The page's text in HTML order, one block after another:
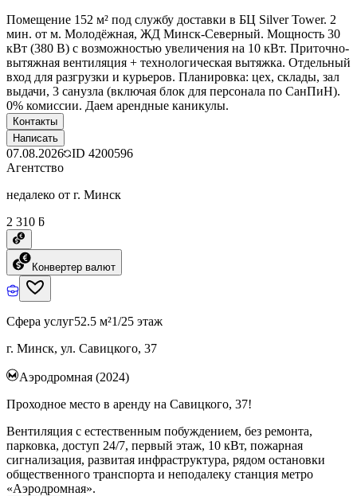
Помещение 152 м² под службу доставки в БЦ Silver Tower. 2
мин. от м. Молодёжная, ЖД Минск-Северный. Мощность 30
кВт (380 В) с возможностью увеличения на 10 кВт. Приточно-
вытяжная вентиляция + технологическая вытяжка. Отдельный
вход для разгрузки и курьеров. Планировка: цех, склады, зал
выдачи, 3 санузла (включая блок для персонала по СанПиН).
0% комиссии. Даем арендные каникулы.
Контакты
Написать
07.08.2026 ID 4200596
Агентство
недалеко от г. Минск
2 310 ƃ
Конвертер валют
Сфера услуг52.5 м²1/25 этаж
г. Минск, ул. Савицкого, 37
Аэродромная (2024)
Проходное место в аренду на Савицкого, 37!
Вентиляция с естественным побуждением, без ремонта,
парковка, доступ 24/7, первый этаж, 10 кВт, пожарная
сигнализация, развитая инфраструктура, рядом остановки
общественного транспорта и неподалеку станция метро
«Аэродромная».